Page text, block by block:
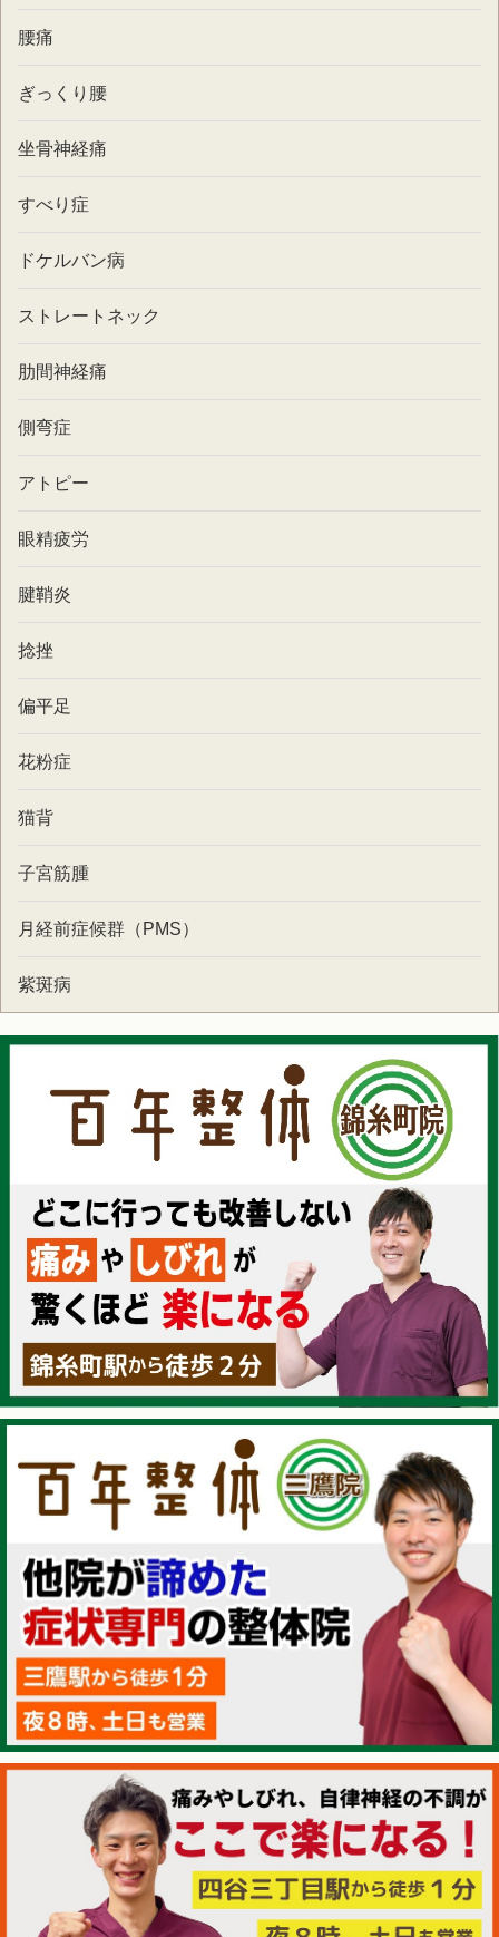
腰痛
ぎっくり腰
坐骨神経痛
すべり症
ドケルバン病
ストレートネック
肋間神経痛
側弯症
アトピー
眼精疲労
腱鞘炎
捻挫
偏平足
花粉症
猫背
子宮筋腫
月経前症候群（PMS）
紫斑病